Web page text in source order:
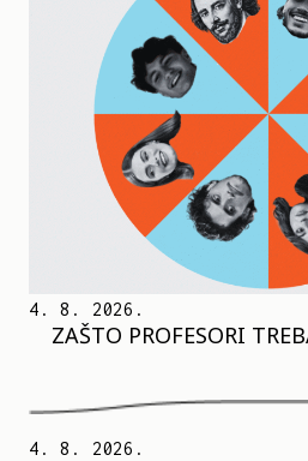
4. 8. 2026.
ZAŠTO PROFESORI
4. 8. 2026.